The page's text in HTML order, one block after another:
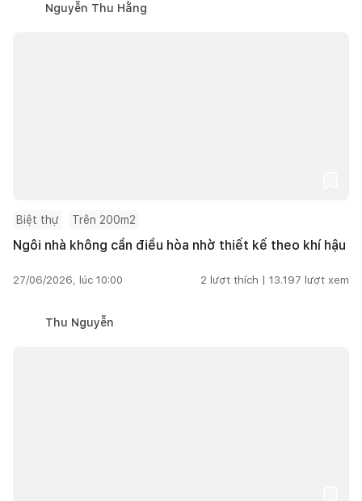
Nguyễn Thu Hằng
Biệt thự Trên 200m2
Ngôi nhà không cần điều hòa nhờ thiết kế theo khí hậu
27/06/2026, lúc 10:00 2 lượt thích | 13.197 lượt xem
Thu Nguyễn